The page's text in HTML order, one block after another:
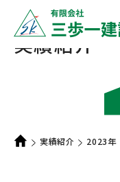
実績紹介
実績紹介 2023